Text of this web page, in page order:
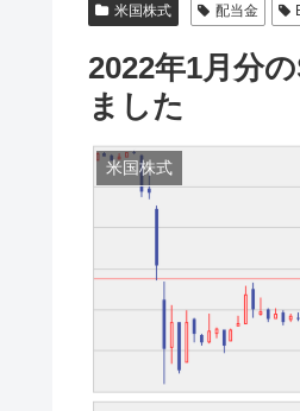
米国株式 配当金
2022年1月分
ました
米国株式